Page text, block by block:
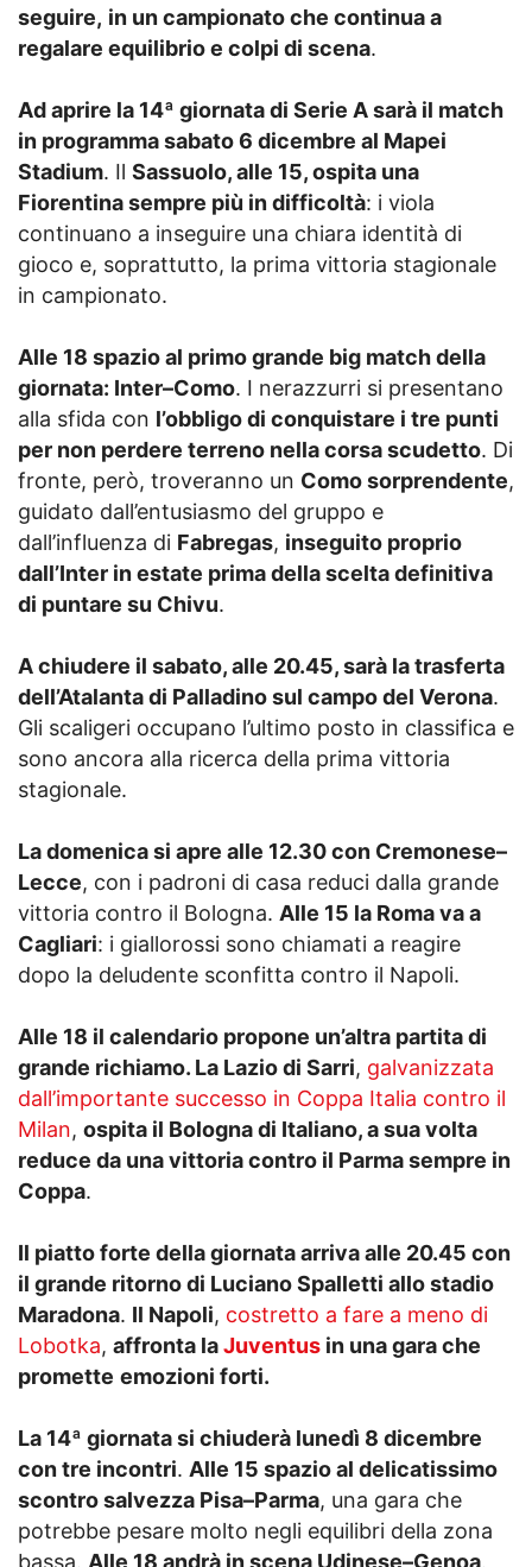
seguire, in un campionato che continua a
regalare equilibrio e colpi di scena.
Ad aprire la 14ª giornata di Serie A sarà il match
in programma sabato 6 dicembre al Mapei
Stadium. Il Sassuolo, alle 15, ospita una
Fiorentina sempre più in difficoltà: i viola
continuano a inseguire una chiara identità di
gioco e, soprattutto, la prima vittoria stagionale
in campionato.
Alle 18 spazio al primo grande big match della
giornata: Inter–Como. I nerazzurri si presentano
alla sfida con l’obbligo di conquistare i tre punti
per non perdere terreno nella corsa scudetto. Di
fronte, però, troveranno un Como sorprendente,
guidato dall’entusiasmo del gruppo e
dall’influenza di Fabregas, inseguito proprio
dall’Inter in estate prima della scelta definitiva
di puntare su Chivu.
A chiudere il sabato, alle 20.45, sarà la trasferta
dell’Atalanta di Palladino sul campo del Verona.
Gli scaligeri occupano l’ultimo posto in classifica e
sono ancora alla ricerca della prima vittoria
stagionale.
La domenica si apre alle 12.30 con Cremonese–
Lecce, con i padroni di casa reduci dalla grande
vittoria contro il Bologna. Alle 15 la Roma va a
Cagliari: i giallorossi sono chiamati a reagire
dopo la deludente sconfitta contro il Napoli.
Alle 18 il calendario propone un’altra partita di
grande richiamo. La Lazio di Sarri, galvanizzata
dall’importante successo in Coppa Italia contro il
Milan, ospita il Bologna di Italiano, a sua volta
reduce da una vittoria contro il Parma sempre in
Coppa.
Il piatto forte della giornata arriva alle 20.45 con
il grande ritorno di Luciano Spalletti allo stadio
Maradona. Il Napoli, costretto a fare a meno di
Lobotka, affronta laJuventus in una gara che
promette emozioni forti.
La 14ª giornata si chiuderà lunedì 8 dicembre
con tre incontri. Alle 15 spazio al delicatissimo
scontro salvezza Pisa–Parma, una gara che
potrebbe pesare molto negli equilibri della zona
bassa. Alle 18 andrà in scena Udinese–Genoa